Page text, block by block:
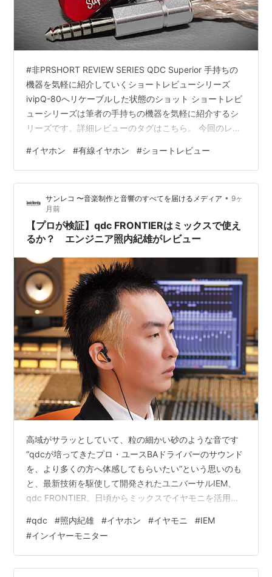
#非PRSHORT REVIEW SERIES QDC Superior 手持ちの
機器を気軽に紹介していくショートレビューシリーズ
ivipQ-80へリケーブルした状態のショット ショートレビ
ューシリーズは筆者の手持ちの機器を気軽に紹介するシ
リーズです。詳細レビューのタグはこちら。 今回のレビ
Red、Azure Blue、Piano Black、Rondo Purple（限定）
サウンドゲージ スケール 0–10｜5=基準 低域（量感/ノ
リ） 6.9 中域（ボーカル距離） 7.0 高域（抜け/明るさ）
6.9 音場（広…
#イヤホン #有線イヤホン #ショートレビュー
サンレコ 〜音楽制作と音響のすべてを届けるメディア • 9ヶ
月前
【プロが検証】qdc FRONTIERはミックスで使え
るか？ エンジニア照内紀雄がレビュー
高域がサラッとしていて、粒の細かい砂のような音です
“qdcが培ってきたプロ・ユースBAドライバーのサウンド
を、より多くの方へ体感してもらいたい”という思いのも
と、最新技術を駆使して開発されたユニバーサルIEM、
qdc FRONTIER。日頃からミックスでイヤモニを活用し
力と可能性を評価していただこう。 Photo：Takashi
Yashima qdc FRONTIER 今回照内がレビューしたのは、
FRONTIER Emerald。「今放送している仮面ライダーみ
たいな色。アーバンでかっこいいですよね」と照内。フ
#qdc #照内紀雄 #イヤホン #イヤモニ #IEM
#インイヤーモニター